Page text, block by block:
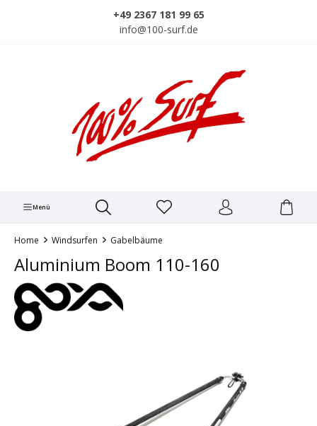
+49 2367 181 99 65
info@100-surf.de
Menü
Home Windsurfen Gabelbäume
Aluminium Boom 110-160